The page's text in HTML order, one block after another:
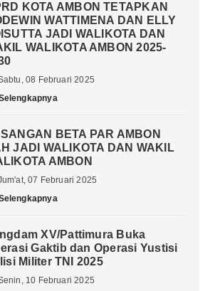
KOTA AMBON TETAPKAN
WATTIMENA DAN ELLY
JADI WALIKOTA DAN
WALIKOTA AMBON 2025-
08 Februari 2025
BETA PAR AMBON
JADI WALIKOTA DAN WAKIL
AMBON
07 Februari 2025
XV/Pattimura Buka
Gaktib dan Operasi Yustisi
Militer TNI 2025
10 Februari 2025